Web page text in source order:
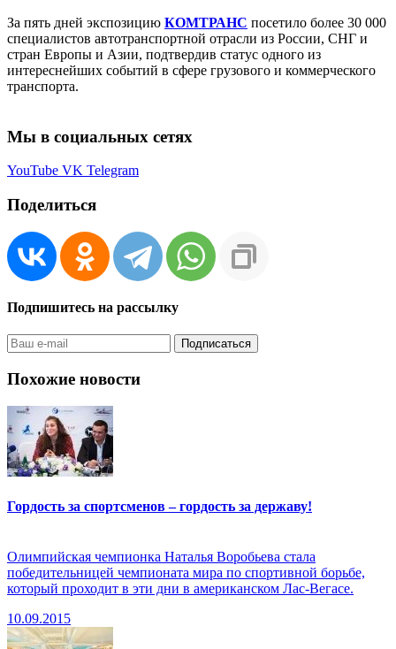
За пять дней экспозицию КОМТРАНС посетило более 30 000
специалистов автотранспортной отрасли из России, СНГ и
стран Европы и Азии, подтвердив статус одного из
интереснейших событий в сфере грузового и коммерческого
транспорта.
Мы в социальных сетях
YouTube VK Telegram
Поделиться
Подпишитесь на рассылку
Похожие новости
Гордость за спортсменов – гордость за державу!
Олимпийская чемпионка Наталья Воробьева стала
победительницей чемпионата мира по спортивной борьбе,
который проходит в эти дни в американском Лас-Вегасе.
10.09.2015